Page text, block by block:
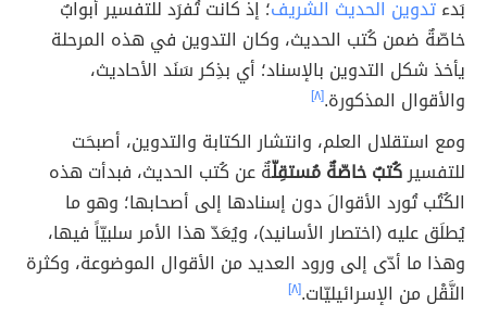
بَدءتدوين الحديث الشريف؛ إذ كانت تُفرَد للتفسير أبوابٌ
خاصّةٌ ضمن كُتب الحديث، وكان التدوين في هذه المرحلة
يأخذ شكل التدوين بالإسناد؛ أي بذِكر سَنَد الأحاديث،
والأقوال المذكورة.[٨]
ومع استقلال العلم، وانتشار الكتابة والتدوين، أصبحَت
للتفسيركُتبٌ خاصّةٌ مُستقِلّةٌ عن كُتب الحديث، فبدأت هذه
الكُتُب تُورد الأقوالَ دون إسنادها إلى أصحابها؛ وهو ما
يُطلَق عليه (اختصار الأسانيد)، ويُعَدّ هذا الأمر سلبيّاً فيها،
وهذا ما أدّى إلى ورود العديد من الأقوال الموضوعة، وكثرة
النَّقْل من الإسرائيليّات.[٨]